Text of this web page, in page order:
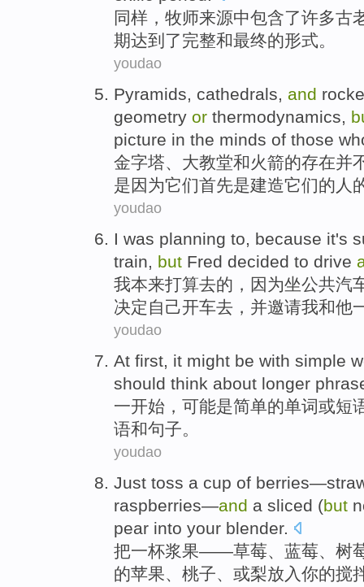
同样 ， 牧师来源中包含了许多古
期达到 了完整和最终的形式。
youdao
Pyramids, cathedrals, and
geometry or thermodynamics,
picture in the minds of those
金字塔、大教堂和火箭的存在并
是因为它们首先是建造它们的 人
youdao
I was planning to, because it's
train, but Fred decided to drive
我本来打算去的， 因为坐公共汽
决定 自己开车去 ， 并邀请我和他
youdao
At first, it might be with simple
should think about longer
一开始， 可能是简单的单词或短
语和句子。
youdao
Just toss a cup of berries—
raspberries—and a sliced (but
pear into your blender.
把一杯浆果——草莓 、蓝莓 、树
的苹果 桃子 或梨放入 你的搅